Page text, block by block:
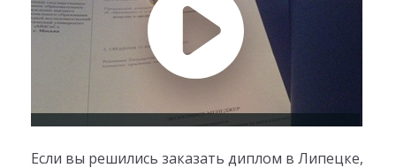
Если вы решились заказать диплом в Липецке,